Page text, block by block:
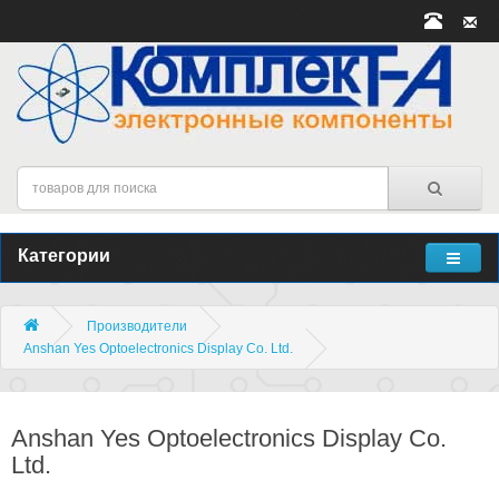
Категории
Производители
Anshan Yes Optoelectronics Display Co. Ltd.
Anshan Yes Optoelectronics Display Co.
Ltd.